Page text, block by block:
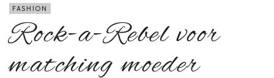
FASHION
Rock-a-Rebel voor
matching moeder